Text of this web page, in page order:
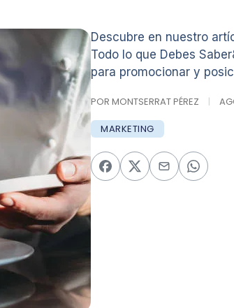
Descubre en nuestro
Todo lo que Debes
para promocionar y
POR MONTSERRAT PÉREZ |
MARKETING